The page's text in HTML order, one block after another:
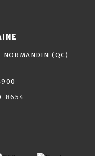
NORMANDIN (QC)
8654